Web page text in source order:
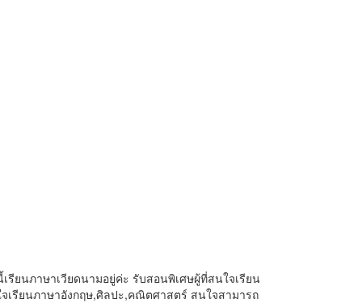
ยนภาษาเวียดนามอยู่ค่ะ รับสอนพิเศษผู้ที่สนใจเรียน
เรียนภาษาอังกฤษ,ศิลปะ,คณิตศาสตร์ สนใจสามารถ